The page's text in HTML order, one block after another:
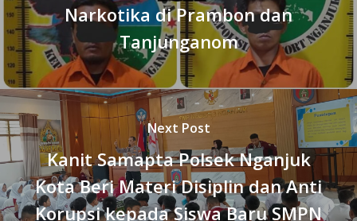
Narkotika di Prambon dan
Tanjunganom
Next Post
Kanit Samapta Polsek Nganjuk
Kota Beri Materi Disiplin dan Anti
Korupsi kepada Siswa Baru SMPN